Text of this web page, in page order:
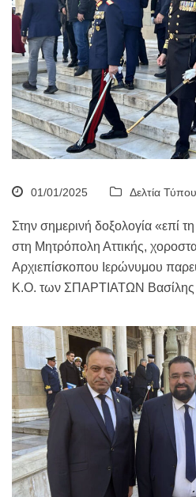
01/01/2025 Δελτία Τύπου
Στην σημερινή δοξολογία «επί
στη Μητρόπολη Αττικής,
Αρχιεπίσκοπου Ιερώνυμου
Κ.Ο. των ΣΠΑΡΤΙΑΤΩΝ Βασίλης